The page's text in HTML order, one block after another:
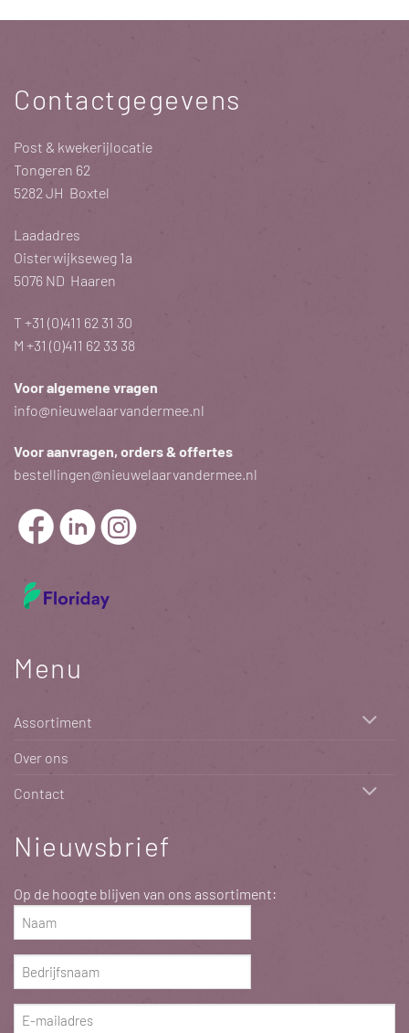
Contactgegevens
Post & kwekerijlocatie
Tongeren 62
5282 JH Boxtel
Laadadres
Oisterwijkseweg 1a
5076 ND Haaren
T+31 (0)411 62 31 30
M +31 (0)411 62 33 38
Voor algemene vragen
info@nieuwelaarvandermee.nl
Voor aanvragen, orders & offertes
bestellingen@nieuwelaarvandermee.nl
Menu
Assortiment
Over ons
Contact
Nieuwsbrief
Op de hoogte blijven van ons assortiment:
Naam
(Vereist)
Bedrijfsnaam
(Vereist)
E-